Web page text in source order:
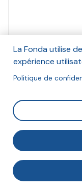
Pour Judith
fondamentale
durable ; de
doit être
La Fonda utilise
expérience
Politique de